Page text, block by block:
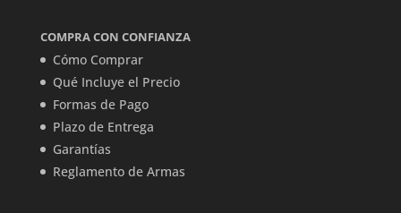
COMPRA CON CONFIANZA
Cómo Comprar
Qué Incluye el Precio
Formas de Pago
Plazo de Entrega
Garantías
Reglamento de Armas